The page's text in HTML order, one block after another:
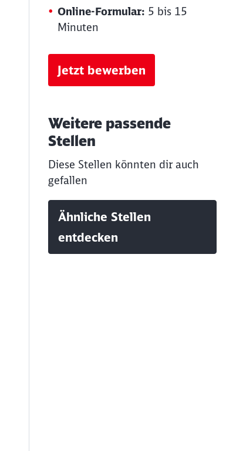
Online-Formular: 5 bis 15
Minuten
Jetzt bewerben
Weitere passende
Stellen
Diese Stellen könnten dir auch
gefallen
Ähnliche Stellen
entdecken